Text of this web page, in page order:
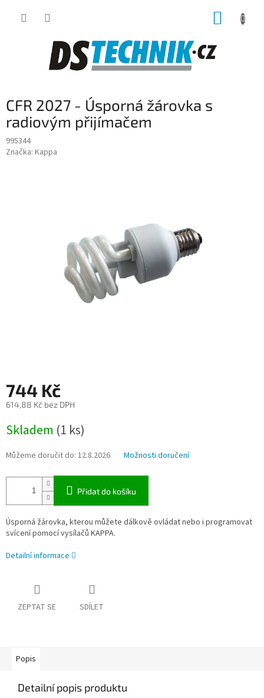
CFR 2027 - Úsporná žárovka s
radiovým přijímačem
995344
Značka: Kappa
744 Kč
614,88 Kč bez DPH
cena:
Skladem (1 ks)
Můžeme doručit do: 12.8.2026 Možnosti doručení
Přidat do košíku
Úsporná žárovka, kterou můžete dálkově ovládat nebo i programovat
svícení pomocí vysílačů KAPPA.
Detailní informace
ZEPTAT SE SDÍLET
Popis
Detailní popis produktu